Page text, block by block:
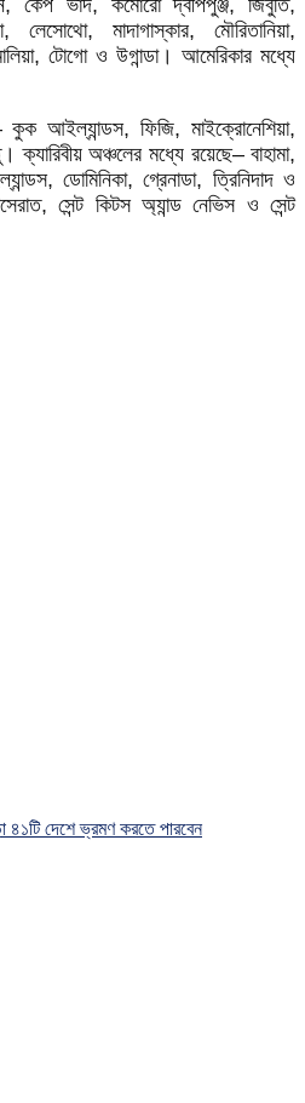
, লেসোথো, মাদাগাস্কার, মৌরিতানিয়া,
, টোগো ও উগান্ডা। আমেরিকার মধ্যে
কুক আইল্যান্ডস,ফিজি,মাইক্রোনেশিয়া,
ক্যারিবীয় অঞ্চলের মধ্যে রয়েছে–বাহামা,
,ডোমিনিকা,গ্রেনাডা, ত্রিনিদাদ ও
,সেন্ট কিটস অ্যান্ড নেভিস ও সেন্ট
৪১টি দেশে ভ্রমণ করতে পারবেন